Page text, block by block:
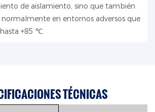
de aislamiento, sino que también
en entornos adversos que
+85 ℃.
TÉCNICAS